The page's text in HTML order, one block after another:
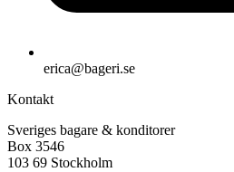
erica@bageri.se
Kontakt
Sveriges bagare & konditorer
Box 3546
103 69 Stockholm